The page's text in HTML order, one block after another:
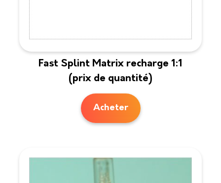
Fast Splint Matrix recharge 1:1
(prix de quantité)
Acheter